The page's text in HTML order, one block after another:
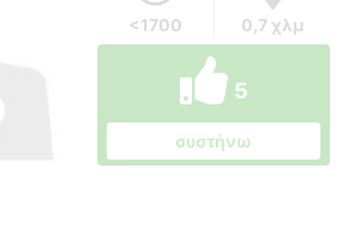
<1700 0,7 χλμ
5
συστήνω